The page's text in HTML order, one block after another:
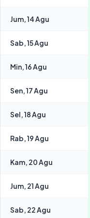
Jum, 14 Agu
Sab, 15 Agu
Min, 16 Agu
Sen, 17 Agu
Sel, 18 Agu
Rab, 19 Agu
Kam, 20 Agu
Jum, 21 Agu
Sab, 22 Agu